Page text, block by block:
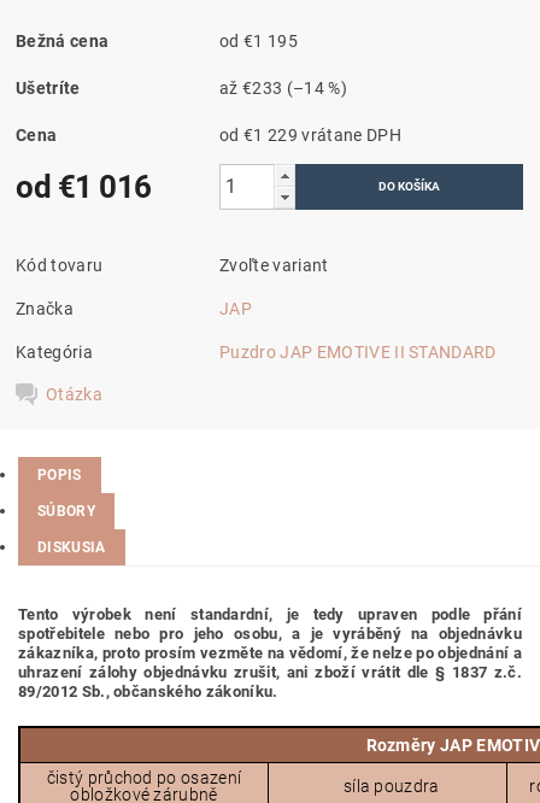
Bežná cena od €1 195
Ušetríte až€233 (–14 %)
Cena od €1 229vrátane DPH
od €1 016
Kód tovaru Zvoľte variant
Značka JAP
Kategória Puzdro JAP EMOTIVE II STANDARD
Otázka
POPIS
SÚBORY
DISKUSIA
Tento výrobek není standardní, je tedy upraven podle přání
spotřebitele nebo pro jeho osobu, a je vyráběný na objednávku
zákazníka, proto prosím vezměte na vědomí, že nelze po objednání a
uhrazení zálohy objednávku zrušit, ani zboží vrátit dle § 1837 z.č.
89/2012 Sb., občanského zákoníku.
Rozměry JAP
čistý průchod po osazení
obložkové zárubně
síla pouzdra